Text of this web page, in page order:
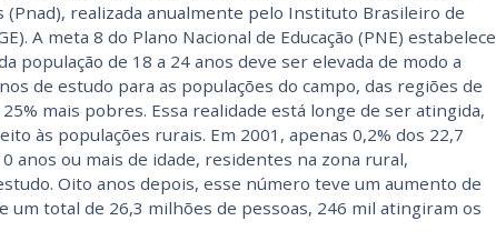
(Pnad), realizada anualmente pelo Instituto Brasileiro de
A meta 8 do Plano Nacional de Educação (PNE) estabelece
população de 18 a 24 anos deve ser elevada de modo a
de estudo para as populações do campo, das regiões de
mais pobres. Essa realidade está longe de ser atingida,
às populações rurais. Em 2001, apenas 0,2% dos 22,7
anos ou mais de idade, residentes na zona rural,
Oito anos depois, esse número teve um aumento de
um total de 26,3 milhões de pessoas, 246 mil atingiram os